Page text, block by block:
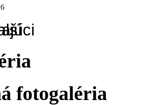
6
fotogaléria